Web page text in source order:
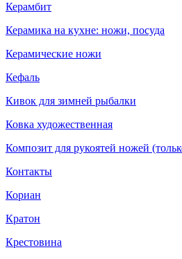
Керамбит
Керамика на кухне: ножи, посуда
Керамические ножи
Кефаль
Кивок для зимней рыбалки
Ковка художественная
Композит для рукоятей ножей
Контакты
Кориан
Кратон
Крестовина